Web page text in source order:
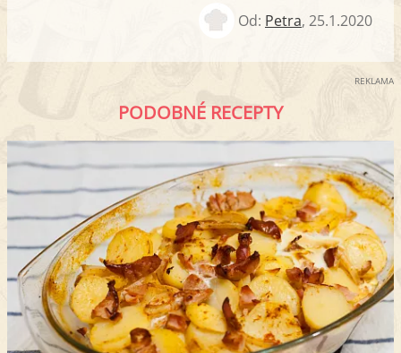
Od: Petra, 25.1.2020
REKLAMA
PODOBNÉ RECEPTY